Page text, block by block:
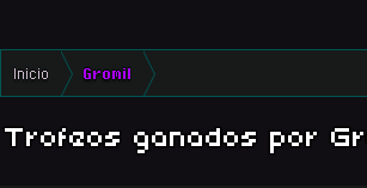
Inicio Gromil
Trofeos ganados por